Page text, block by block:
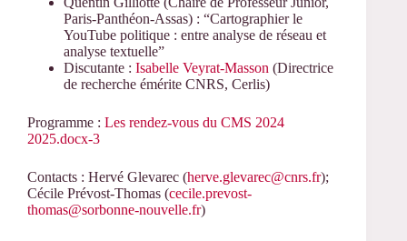
Paris-Panthéon-Assas) : “Cartographier le
YouTube politique : entre analyse de réseau et
analyse textuelle”
Discutante : Isabelle Veyrat-Masson (Directrice
de recherche émérite CNRS, Cerlis)
Programme : Les rendez-vous du CMS 2024
2025.docx-3
Contacts : Hervé Glevarec (herve.glevarec@cnrs.fr);
Cécile Prévost-Thomas (cecile.prevost-
thomas@sorbonne-nouvelle.fr)